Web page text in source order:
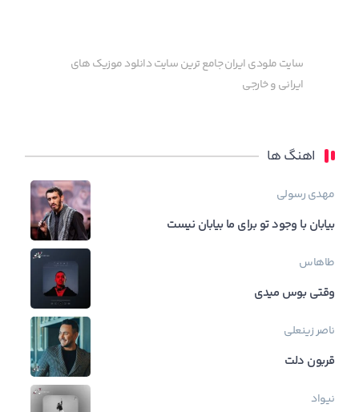
سایت ملودی ایران جامع ترین سایت دانلود موزیک های
ایرانی و خارجی
اهنگ ها
مهدی رسولی
بیابان با وجود تو برای ما بیابان نیست
طاهاس
وقتی بوس میدی
ناصر زینعلی
قربون دلت
نیواد